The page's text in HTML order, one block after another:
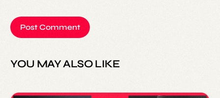
YOU MAY ALSO LIKE